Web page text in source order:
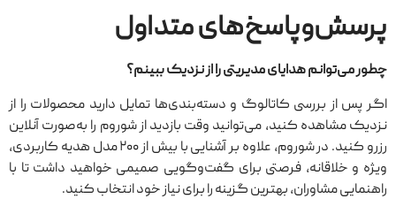
پرسش‌وپاسخ‌های متداول
چطور می‌توانم هدایای مدیریتی را از نزدیک ببینم؟
اگر پس از بررسی کاتالوگ و دسته‌بندی‌ها تمایل دارید محصولات را از
نزدیک مشاهده کنید، می‌توانید وقت بازدید از شوروم را به‌صورت آنلاین
رزرو کنید. در شوروم، علاوه بر آشنایی با بیش از ۲۰۰ مدل هدیه کاربردی،
ویژه و خلاقانه، فرصتی برای گفت‌وگویی صمیمی خواهید داشت تا با
راهنمایی مشاوران، بهترین گزینه را برای نیاز خود انتخاب کنید.